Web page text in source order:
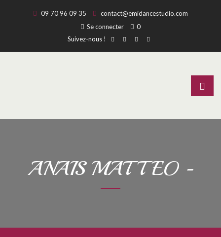
09 70 96 09 35
contact@emidancestudio.com
Se connecter
0
Suivez-nous !
ANAIS MATTEO -